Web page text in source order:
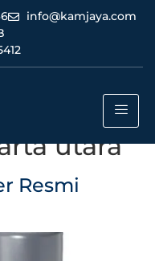
info@kamjaya.com
utara
Resmi